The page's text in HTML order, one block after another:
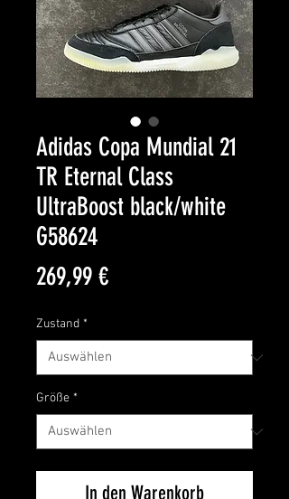
Adidas Copa Mundial 21
TR Eternal Class
UltraBoost black/white
G58624
269,99 €Preis
Zustand *
Größe *
In den Warenkorb